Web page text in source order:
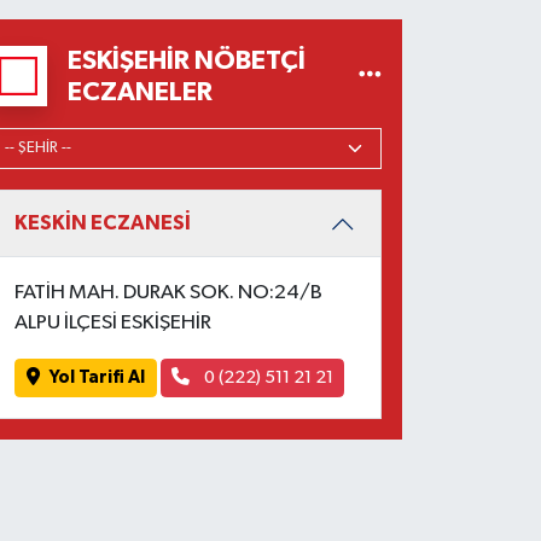
ESKIŞEHIR NÖBETÇI
ECZANELER
KESKİN ECZANESİ
FATİH MAH. DURAK SOK. NO:24/B
ALPU İLÇESİ ESKİŞEHİR
Yol Tarifi Al 0 (222) 511 21 21